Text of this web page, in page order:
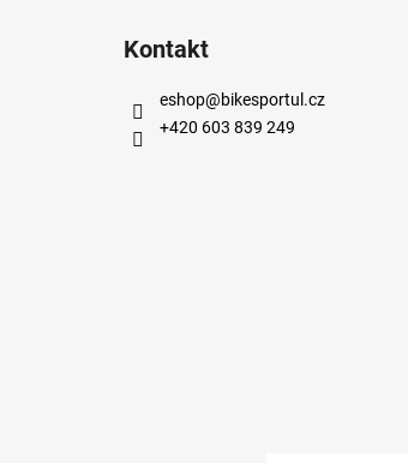
Kontakt
eshop@bikesportul.cz
+420 603 839 249